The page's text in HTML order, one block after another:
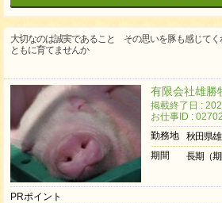
大切なのは誠実であること その思いを豚も感じて
ともに育てませんか
有限会社雄勝
掲載終了日 :
お仕事ID : 02702
勤務地
秋田県
期間
長期（期
PRポイント